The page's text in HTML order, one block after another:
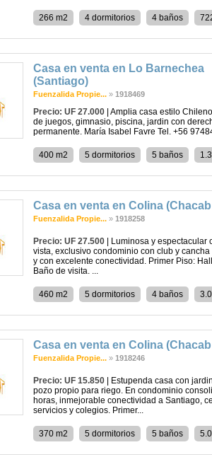
266 m2 4 dormitorios 4 baños
Casa en venta en Lo Barnechea
(Santiago)
Fuenzalida Propie... » 1918469
Precio: UF 27.000 | Amplia casa estilo
de juegos, gimnasio, piscina, jardin con
permanente. María Isabel Favre Tel. +56
400 m2 5 dormitorios 5 baños
Casa en venta en Colina
Fuenzalida Propie... » 1918258
Precio: UF 27.500 | Luminosa y
vista, exclusivo condominio con club y
y con excelente conectividad. Primer Piso:
Baño de visita. ...
460 m2 5 dormitorios 4 baños
Casa en venta en Colina
Fuenzalida Propie... » 1918246
Precio: UF 15.850 | Estupenda casa con
pozo propio para riego. En condominio
horas, inmejorable conectividad a Santiago,
servicios y colegios. Primer...
370 m2 5 dormitorios 5 baños